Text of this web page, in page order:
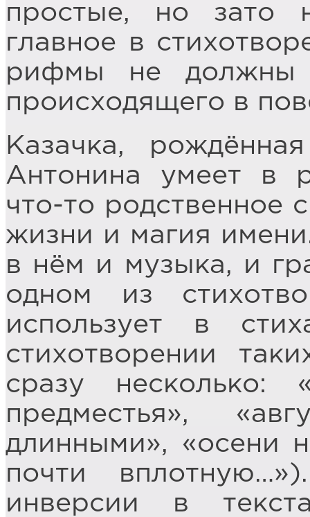
простые, но зато
главное в
рифмы не должны
происходящего в
Казачка,
Антонина умеет в
что-то родственное
жизни и магия
в нём и музыка, и
одном из
использует в
стихотворении
сразу несколько:
предместья»,
длинными», «осени
почти
инверсии в